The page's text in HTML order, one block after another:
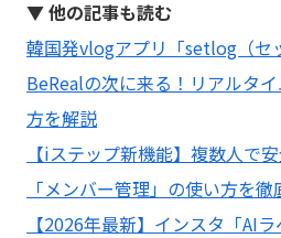
▼ 他の記事も読む
韓国発vlogアプリ「setlog（セ
BeRealの次に来る！リアルタ
方を解説
【iステップ新機能】複数人で
「メンバー管理」の使い方を徹
【2026年最新】インスタ「AI